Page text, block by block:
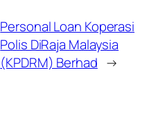
Personal Loan Koperasi
Polis DiRaja Malaysia
(KPDRM) Berhad →